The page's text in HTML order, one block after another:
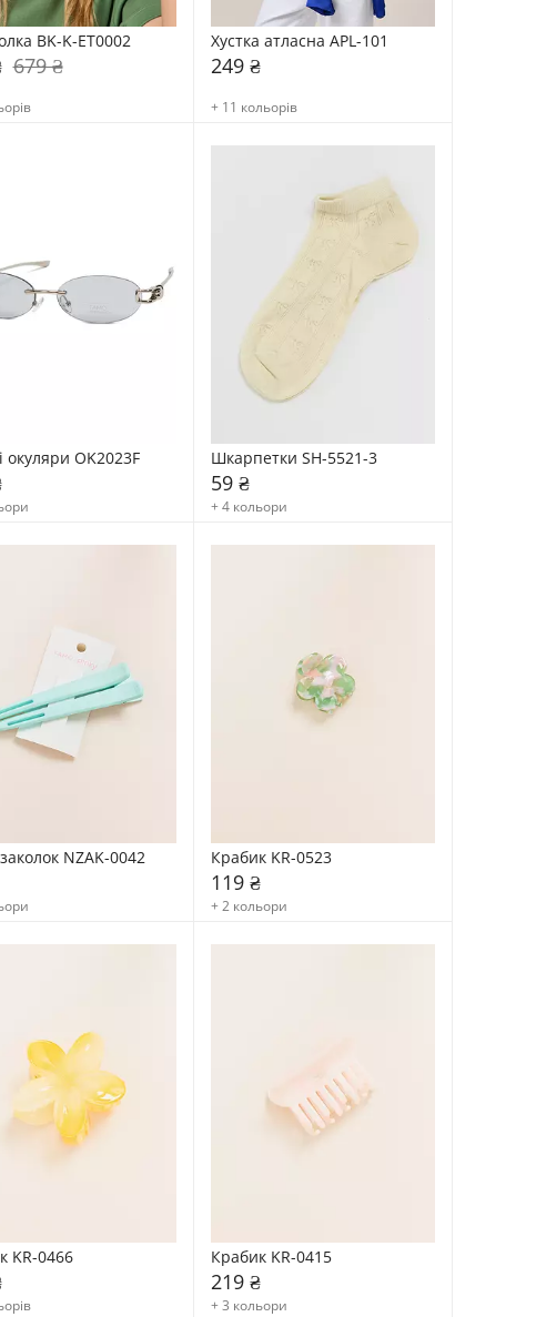
BK-K-ET0002
679 ₴
Хустка атласна APL-101
249 ₴
+ 11 кольорів
окуляри OK2023F Шкарпетки SH-5521-3
59 ₴
+ 4 кольори
NZAK-0042 Крабик KR-0523
119 ₴
+ 2 кольори
KR-0466 Крабик KR-0415
219 ₴
+ 3 кольори